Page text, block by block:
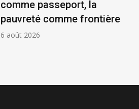
comme passeport, la
pauvreté comme frontière
6 août 2026